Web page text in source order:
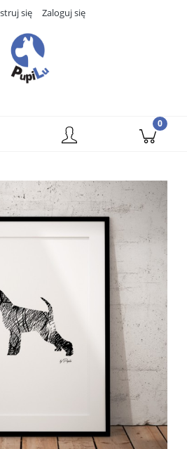
się Zaloguj się